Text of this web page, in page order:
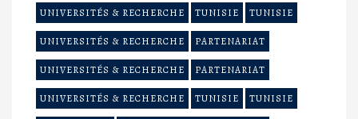
UNIVERSITÉS & RECHERCHE TUNISIE TUNISIE
UNIVERSITÉS & RECHERCHE PARTENARIAT
UNIVERSITÉS & RECHERCHE PARTENARIAT
UNIVERSITÉS & RECHERCHE TUNISIE TUNISIE